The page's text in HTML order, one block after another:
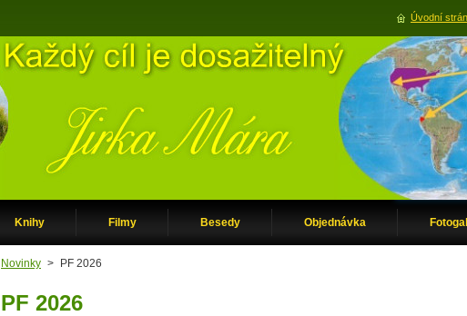
Knihy Filmy Besedy Objednávka
Novinky > PF 2026
PF 2026
Úvodní